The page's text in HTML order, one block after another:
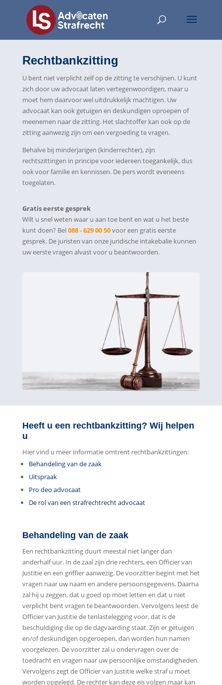
Rechtbankzitting
U bent niet verplicht zelf op de zitting te verschijnen. U kunt
zich door uw advocaat laten vertegenwoordigen, maar u
moet hem daarvoor wel uitdrukkelijk machtigen. Uw
advocaat kan ook getuigen en deskundigen oproepen of
meenemen naar de zitting. Het slachtoffer kan ook op de
zitting aanwezig zijn om een vergoeding te vragen.
Behalve bij minderjarigen (kinderrechter), zijn
rechtszittingen in principe voor iedereen toegankelijk, dus
ook voor familie en kennissen. De pers wordt eveneens
toegelaten.
Gratis eerste gesprek
Wilt u snel weten waar u aan toe bent en wat u het beste
kunt doen? Bel088 - 629 00 50voor een gratis eerste
gesprek. De juristen van onze juridische intakebalie kunnen
uw eerste vragen alvast voor u beantwoorden.
Heeft u een rechtbankzitting? Wij helpen
u
Hier vind u meer informatie omtrent rechtbankzittingen:
Behandeling van de zaak
Uitspraak
Pro deo advocaat
De rol van een strafrechtrecht advocaat
Behandeling van de zaak
Een rechtbankzitting duurt meestal niet langer dan
anderhalf uur. In de zaal zijn drie rechters, een Officier van
Justitie en een griffier aanwezig. De voorzitter begint met het
vragen naar uw naam en andere persoonsgegevens. Daarna
zal hij u zeggen, dat u goed op moet letten en dat u niet
verplicht bent vragen te beantwoorden. Vervolgens leest de
Officier van Justitie de tenlastelegging voor, dat is de
beschuldiging die op de dagvaarding staat. Zijn er getuigen
en/of deskundigen opgeroepen, dan worden hun namen
voorgelezen. De voorzitter zal u ondervragen over de
toedracht en vragen naar uw persoonlijke omstandigheden.
Vervolgens zegt de Officier van Justitie welke straf u moet
worden opgelegd. De rechter kan deze eis volgen maar kan